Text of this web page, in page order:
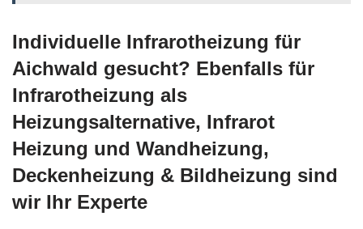
Individuelle Infrarotheizung für
Aichwald gesucht? Ebenfalls für
Infrarotheizung als
Heizungsalternative, Infrarot
Heizung und Wandheizung,
Deckenheizung & Bildheizung sind
wir Ihr Experte